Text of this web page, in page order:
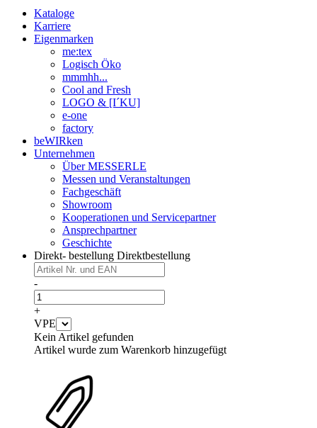
Kataloge
Karriere
Eigenmarken
me:tex
Logisch Öko
mmmhh...
Cool and Fresh
LOGO & [I´KU]
e-one
factory
beWIRken
Unternehmen
Über MESSERLE
Messen und Veranstaltungen
Fachgeschäft
Showroom
Kooperationen und Servicepartner
Ansprechpartner
Geschichte
Direkt- bestellung Direktbestellung
-
+
VPE
Kein Artikel gefunden
Artikel wurde zum Warenkorb hinzugefügt